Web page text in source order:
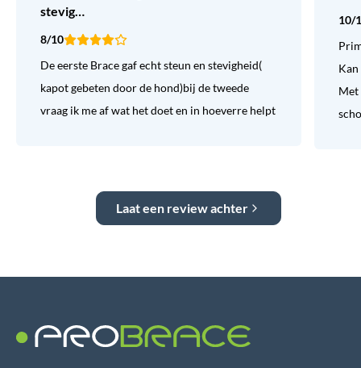
stevig…
8/10
De eerste Brace gaf echt steun en stevigheid(
kapot gebeten door de hond)bij de tweede
vraag ik me af wat het doet en in hoeverre helpt
10/
Met
Laat een review achter